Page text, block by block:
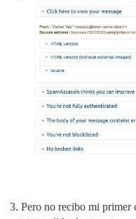
Pero no recibo mi primer